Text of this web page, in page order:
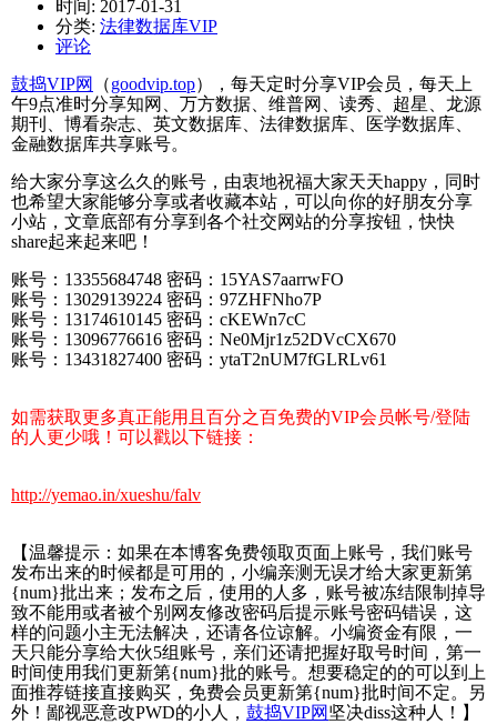
时间: 2017-01-31
分类: 法律数据库VIP
评论
鼓捣VIP网
（goodvip.top），每天定时分享VIP会员，每天上
午9点准时分享知网、万方数据、维普网、读秀、超星、龙源
期刊、博看杂志、英文数据库、法律数据库、医学数据库、
金融数据库共享账号。
给大家分享这么久的账号，由衷地祝福大家天天happy，同时
也希望大家能够分享或者收藏本站，可以向你的好朋友分享
小站，文章底部有分享到各个社交网站的分享按钮，快快
share起来起来吧！
账号：13355684748 密码：15YAS7aarrwFO
账号：13029139224 密码：97ZHFNho7P
账号：13174610145 密码：cKEWn7cC
账号：13096776616 密码：Ne0Mjr1z52DVcCX670
账号：13431827400 密码：ytaT2nUM7fGLRLv61
如需获取更多真正能用且百分之百免费的VIP会员帐号/登陆
的人更少哦！可以戳以下链接：
http://yemao.in/xueshu/falv
【温馨提示：如果在本博客免费领取页面上账号，我们账号
发布出来的时候都是可用的，小编亲测无误才给大家更新第
{num}批出来；发布之后，使用的人多，账号被冻结限制掉导
致不能用或者被个别网友修改密码后提示账号密码错误，这
样的问题小主无法解决，还请各位谅解。小编资金有限，一
天只能分享给大伙5组账号，亲们还请把握好取号时间，第一
时间使用我们更新第{num}批的账号。想要稳定的的可以到上
面推荐链接直接购买，免费会员更新第{num}批时间不定。另
外！鄙视恶意改PWD的小人， 鼓捣VIP网 坚决diss这种人！】